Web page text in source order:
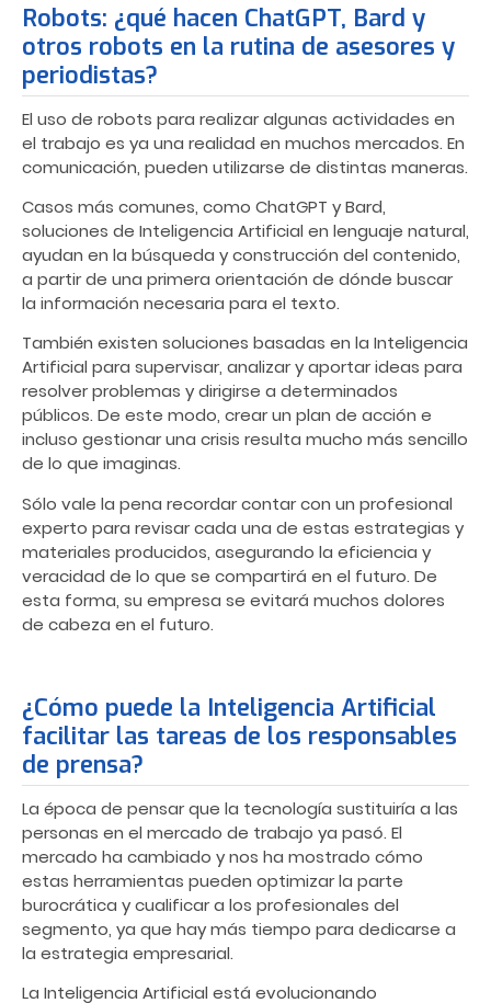
Robots: ¿qué hacen ChatGPT, Bard y
otros robots en la rutina de asesores y
periodistas?
El uso de robots para realizar algunas actividades en
el trabajo es ya una realidad en muchos mercados. En
comunicación, pueden utilizarse de distintas maneras.
Casos más comunes, como ChatGPT y Bard,
soluciones de Inteligencia Artificial en lenguaje natural,
ayudan en la búsqueda y construcción del contenido,
a partir de una primera orientación de dónde buscar
la información necesaria para el texto.
También existen soluciones basadas en la Inteligencia
Artificial para supervisar, analizar y aportar ideas para
resolver problemas y dirigirse a determinados
públicos. De este modo, crear un plan de acción e
incluso gestionar una crisis resulta mucho más sencillo
de lo que imaginas.
Sólo vale la pena recordar contar con un profesional
experto para revisar cada una de estas estrategias y
materiales producidos, asegurando la eficiencia y
veracidad de lo que se compartirá en el futuro. De
esta forma, su empresa se evitará muchos dolores
de cabeza en el futuro.
¿Cómo puede la Inteligencia Artificial
facilitar las tareas de los responsables
de prensa?
La época de pensar que la tecnología sustituiría a las
personas en el mercado de trabajo ya pasó. El
mercado ha cambiado y nos ha mostrado cómo
estas herramientas pueden optimizar la parte
burocrática y cualificar a los profesionales del
segmento, ya que hay más tiempo para dedicarse a
la estrategia empresarial.
La Inteligencia Artificial está evolucionando